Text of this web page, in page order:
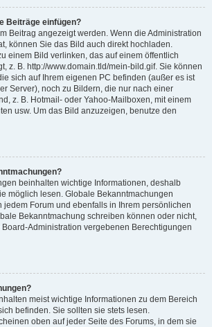
Beiträge einfügen?
Beitrag angezeigt werden. Wenn die Administration
können Sie das Bild auch direkt hochladen.
einem Bild verlinken, das auf einem öffentlich
z. B. http://www.domain.tld/mein-bild.gif. Sie können
sich auf Ihrem eigenen PC befinden (außer es ist
Server), noch zu Bildern, die nur nach einer
z. B. Hotmail- oder Yahoo-Mailboxen, mit einem
usw. Um das Bild anzuzeigen, benutze den
beinhalten wichtige Informationen, deshalb
möglich lesen. Globale Bekanntmachungen
jedem Forum und ebenfalls in Ihrem persönlichen
Bekanntmachung schreiben können oder nicht,
Administration vergebenen Berechtigungen
meist wichtige Informationen zu dem Bereich
befinden. Sie sollten sie stets lesen.
oben auf jeder Seite des Forums, in dem sie